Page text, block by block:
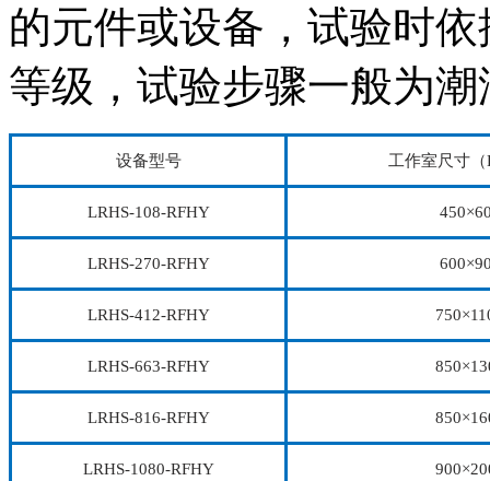
的元件或设备，试验时
等级，试验步骤一般为
设备型号 工作室尺寸
LRHS-108-RFHY
LRHS-270-RFHY
LRHS-412-RFHY
LRHS-663-RFHY
LRHS-816-RFHY
LRHS-1080-RFHY